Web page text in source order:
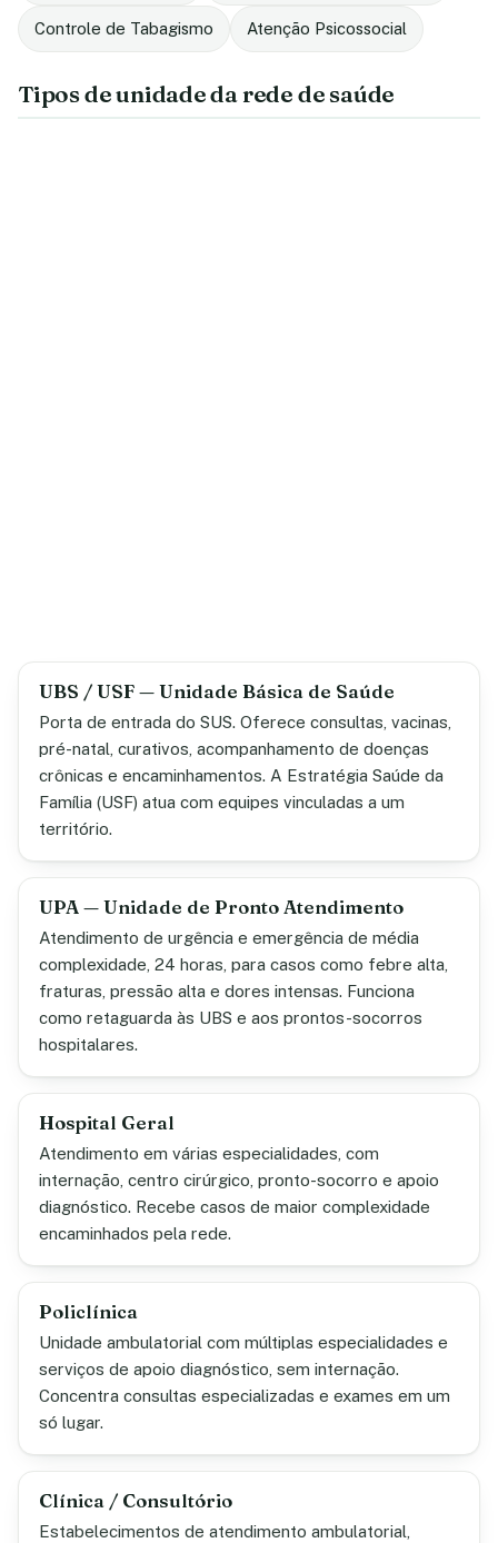
Controle de Tabagismo Atenção Psicossocial
Tipos de unidade da rede de saúde
UBS / USF — Unidade Básica de Saúde
Porta de entrada do SUS. Oferece consultas, vacinas,
pré-natal, curativos, acompanhamento de doenças
crônicas e encaminhamentos. A Estratégia Saúde da
Família (USF) atua com equipes vinculadas a um
território.
UPA — Unidade de Pronto Atendimento
Atendimento de urgência e emergência de média
complexidade, 24 horas, para casos como febre alta,
fraturas, pressão alta e dores intensas. Funciona
como retaguarda às UBS e aos prontos-socorros
hospitalares.
Hospital Geral
Atendimento em várias especialidades, com
internação, centro cirúrgico, pronto-socorro e apoio
diagnóstico. Recebe casos de maior complexidade
encaminhados pela rede.
Policlínica
Unidade ambulatorial com múltiplas especialidades e
serviços de apoio diagnóstico, sem internação.
Concentra consultas especializadas e exames em um
só lugar.
Clínica / Consultório
Estabelecimentos de atendimento ambulatorial,